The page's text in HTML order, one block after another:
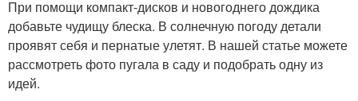
При помощи компакт-дисков и новогоднего дождика
добавьте чудищу блеска. В солнечную погоду детали
проявят себя и пернатые улетят. В нашей статье можете
рассмотреть фото пугала в саду и подобрать одну из
идей.